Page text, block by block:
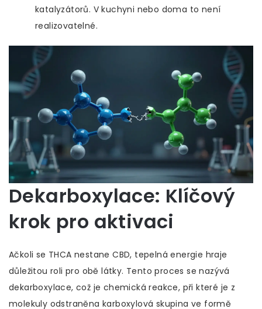
katalyzátorů. V kuchyni nebo doma to není
realizovatelné.
Dekarboxylace: Klíčový
krok pro aktivaci
Ačkoli se THCA nestane CBD, tepelná energie hraje
důležitou roli pro obě látky. Tento proces se nazývá
dekarboxylace, což je chemická reakce, při které je z
molekuly odstraněna karboxylová skupina ve formě